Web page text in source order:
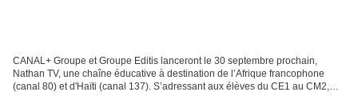
CANAL+ Groupe et Groupe Editis lanceront le 30 septembre prochain,
Nathan TV, une chaîne éducative à destination de l’Afrique francophone
(canal 80) et d'Haïti (canal 137). S’adressant aux élèves du CE1 au CM2,